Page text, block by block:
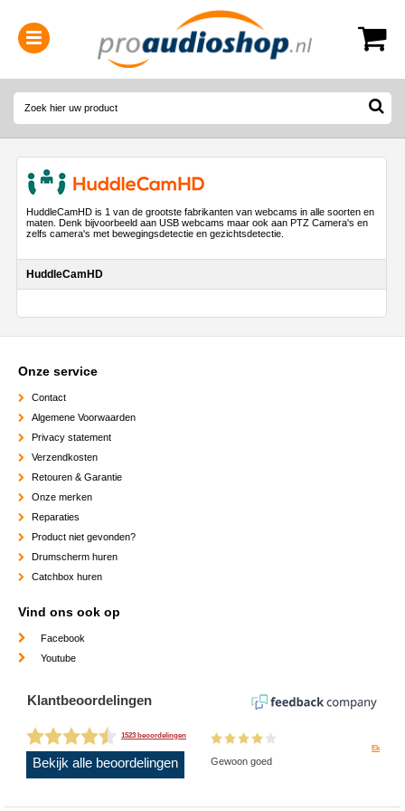
0314-364515
HuddleCamHD is 1 van de grootste fabrikanten van webcams in alle soorten en
maten. Denk bijvoorbeeld aan USB webcams maar ook aan PTZ Camera's en
zelfs camera's met bewegingsdetectie en gezichtsdetectie.
HuddleCamHD
Onze service
Contact
Algemene Voorwaarden
Privacy statement
Verzendkosten
Retouren & Garantie
Onze merken
Reparaties
Product niet gevonden?
Drumscherm huren
Catchbox huren
Vind ons ook op
Facebook
Youtube
Klantbeoordelingen
1523 beoordelingen
Bekijk alle beoordelingen
Ek
Gewoon goed